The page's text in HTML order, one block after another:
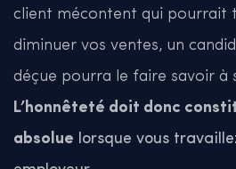
client mécontent qui pourrait
diminuer vos ventes, un
déçue pourra le faire savoir à
L’honnêteté doit donc
absolue lorsque vous